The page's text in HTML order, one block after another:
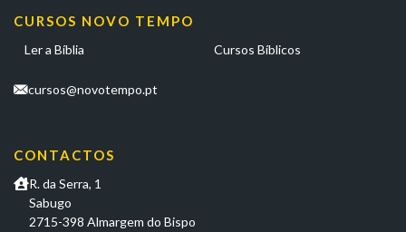
CURSOS NOVO TEMPO
Ler a Bíblia Cursos Bíblicos
cursos@novotempo.pt
CONTACTOS
R. da Serra, 1
Sabugo
2715-398 Almargem do Bispo